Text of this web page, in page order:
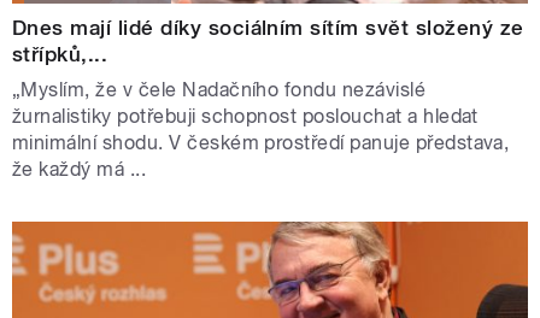
Dnes mají lidé díky sociálním sítím svět složený ze
střípků,...
„Myslím, že v čele Nadačního fondu nezávislé
žurnalistiky potřebuji schopnost poslouchat a hledat
minimální shodu. V českém prostředí panuje představa,
že každý má ...